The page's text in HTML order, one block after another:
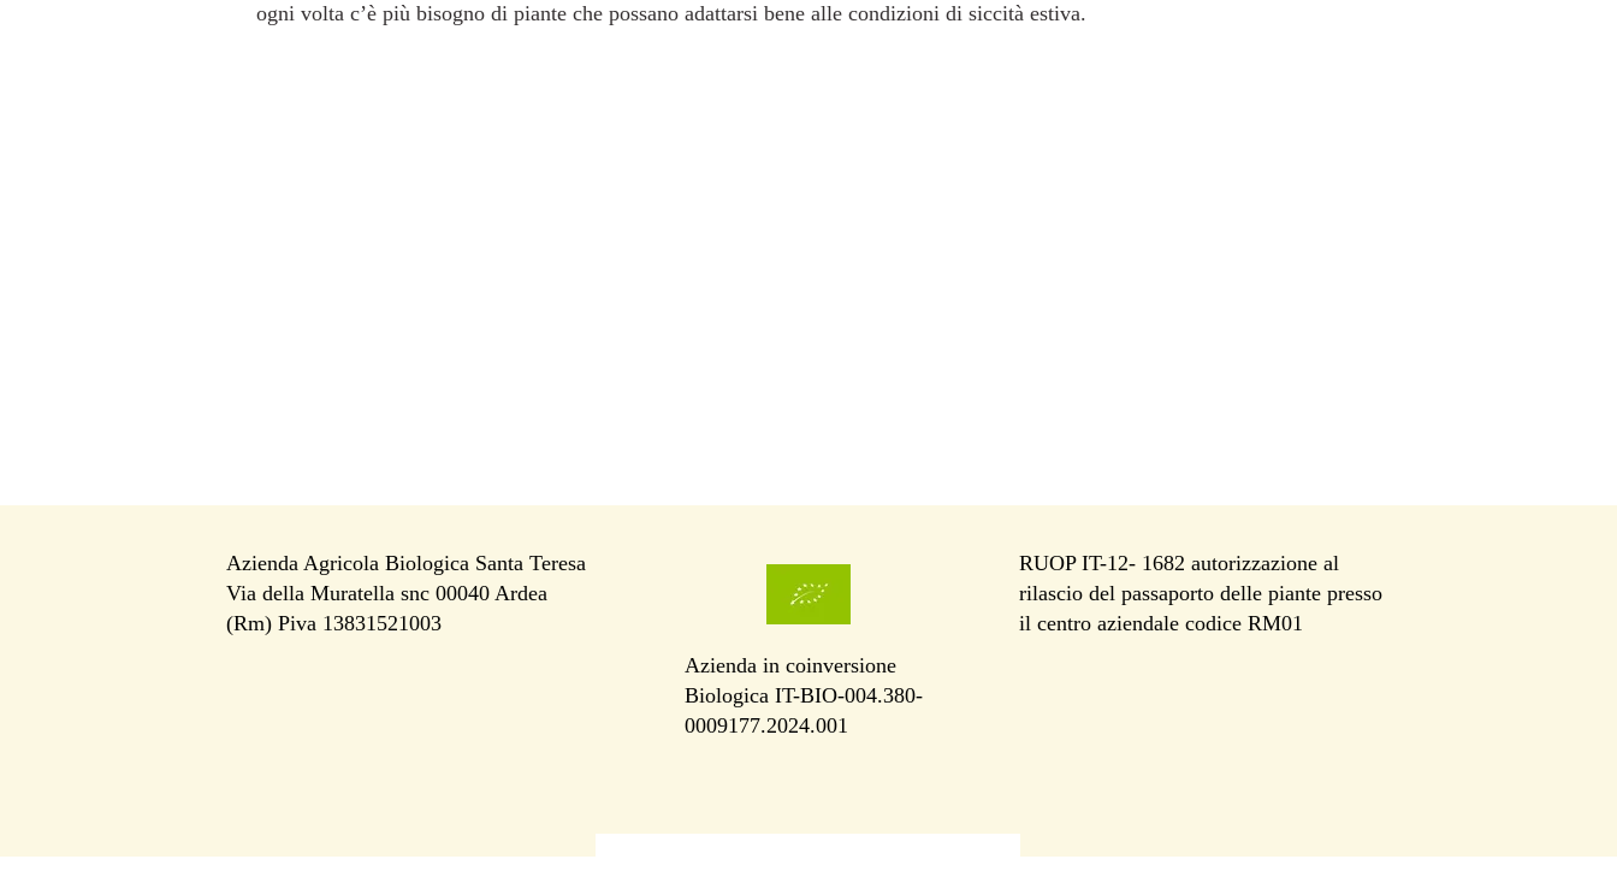
ogni volta c’è più bisogno di piante che possano adattarsi bene alle condizioni di siccità estiva.
i
Azienda Agricola Biologica Santa Teresa
Via della Muratella snc 00040 Ardea
(Rm) Piva 13831521003
RUOP IT-12- 1682 autorizzazione al
rilascio del passaporto delle piante presso
il centro aziendale codice RM01
Azienda in coinversione
Biologica IT-BIO-004.380-
0009177.2024.001